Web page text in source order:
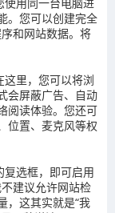
。您可以创建完全
和网站数据。将
这里，您可以将浏
会屏蔽广告、自动
阅读体验。您还可
位置、麦克风等权
复选框，即可启用
建议允许网站检
，这其实就是“我